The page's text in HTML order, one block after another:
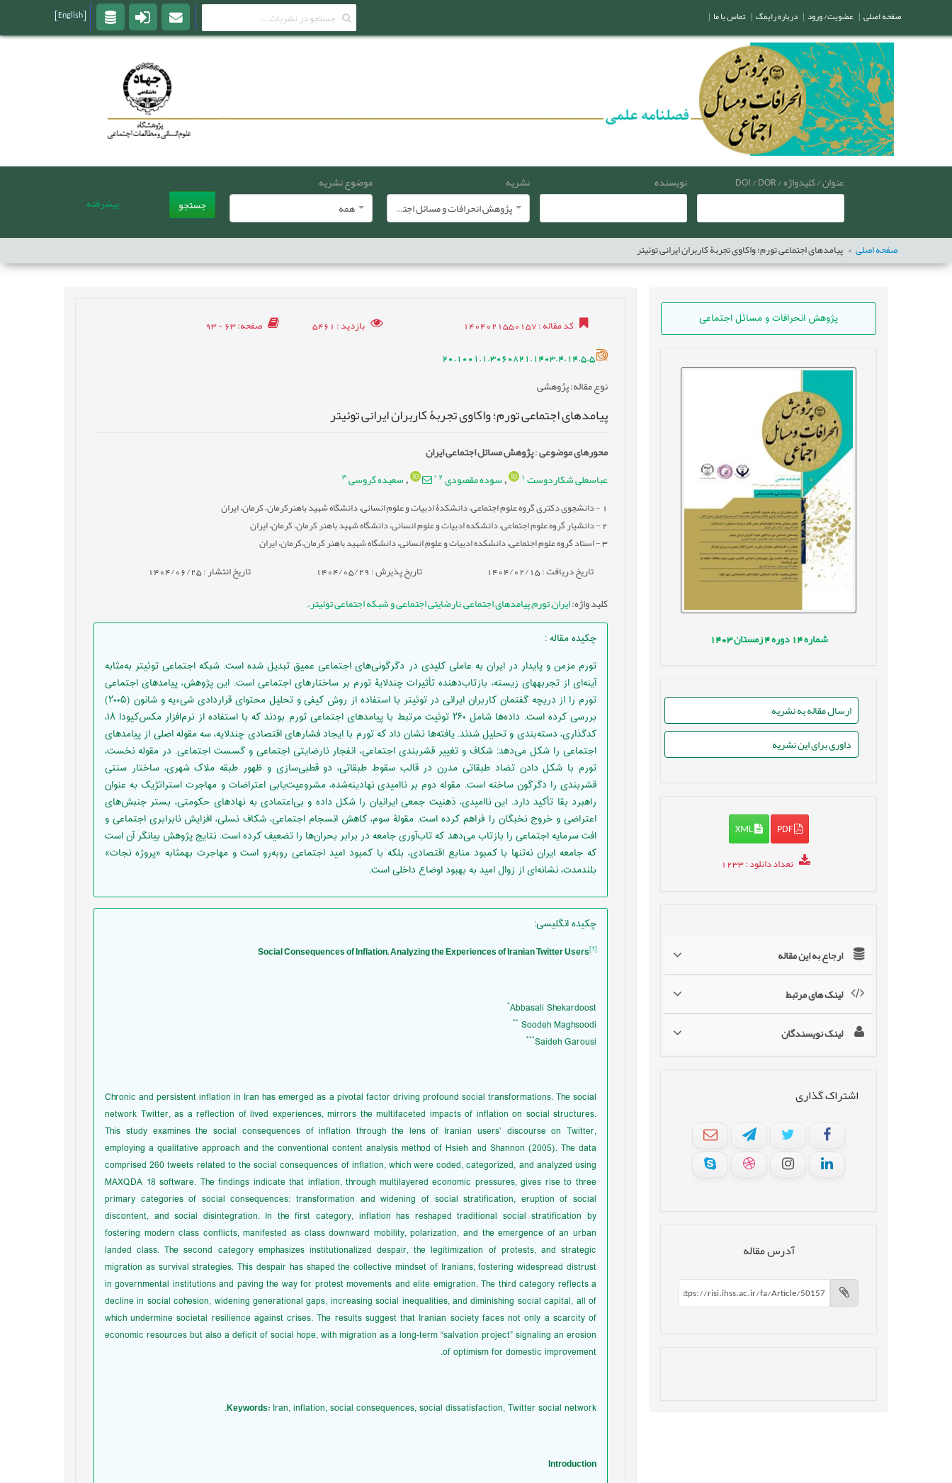
عنوان / کلیدواژه / DOI / DOR نویسنده
نشریه
پژوهش انحرافات و مسائل اجتماعی
موضوع نشریه
همه
جستجو پیشرفته
صفحه اصلی پیامدهای اجتماعی تورم؛ واکاوی تجربۀ کاربران ایرانی توئیتر
پژوهش انحرافات و مسائل اجتماعی
شماره14 دوره4 زمستان1403
ارسال مقاله به نشریه
داوری برای این نشریه
PDF
XML
تعداد دانلود: 1233
ارجاع به این مقاله
لینک های مرتبط
لینک نویسندگان
اشتراک گذاری
آدرس مقاله
کد مقاله: 1404021550157 بازدید: 5461 صفحه: 63 - 93
20.1001.1.3060821.1403.4.14.5.5
نوع مقاله: پژوهشی
پیامدهای اجتماعی تورم؛ واکاوی تجربۀ کاربران ایرانی توئیتر
محورهای موضوعی:پژوهش مسائل اجتماعی ایران
عباسعلی شکاردوست 1
,سوده مقصودی2
*
,سعیده گروسی3
1 - دانشجوی دکتری گروه علوم اجتماعی، دانشکدۀ ادبیات و علوم انسانی، دانشگاه شهید باهنرکرمان، کرمان، ایران
2- دانشیار گروه علوم اجتماعی، دانشکده ادبیات و علوم انسانی، دانشگاه شهید باهنر کرمان، کرمان، ایران
3- استاد گروه علوم اجتماعی، دانشکده ادبیات و علوم انسانی، دانشگاه شهید باهنر کرمان،کرمان، ایران
تاریخ دریافت : 1404/02/15 تاریخ پذیرش : 1404/05/29 تاریخ انتشار : 1404/06/25
کلید واژه:ایران,تورم,پیامدهای اجتماعی,نارضایتی اجتماعی و شبکه اجتماعی توئیتر.,
چکیده مقاله:
تورم مزمن و پایدار در ایران به عاملی کلیدی در دگرگونی‌های اجتماعی عمیق تبدیل شده‌ است. شبکه اجتماعی توئیتر به‌مثابه
آینه‌ای از تجربه­های زیسته، بازتاب‌دهنده تأثیرات چندلایۀ تورم بر ساختارهای اجتماعی است. این پژوهش، پیامدهای اجتماعی
تورم را از دریچه گفتمان کاربران ایرانی در توئیتر با استفاده از روش کیفی و تحلیل محتوای قراردادی شیء­یه و شانون (۲۰۰۵)
بررسی کرده است. داده‌ها شامل ۲۶۰ توئیت مرتبط با پیامدهای اجتماعی تورم بودند که با استفاده از نرم‌افزار مکس‌کیودا ۱۸،
کدگذاری، دسته‌بندی و تحلیل شدند. یافته‌ها نشان داد که تورم با ایجاد فشارهای اقتصادی چندلایه، سه مقوله اصلی از پیامدهای
اجتماعی را شکل می‌دهد: شکاف و تغییر قشربندی اجتماعی، انفجار نارضایتی اجتماعی و گسست اجتماعی. در مقوله نخست،
تورم با شکل دادن تضاد طبقاتی مدرن در قالب سقوط طبقاتی، دو قطبی‌سازی و ظهور طبقه ملاک شهری، ساختار سنتی
قشربندی را دگرگون ساخته‌ است. مقوله دوم بر ناامیدی نهادینه‌شده، مشروعیت‌یابی اعتراضات و مهاجرت استراتژیک به ‌عنوان
راهبرد بقا تأکید دارد. این ناامیدی، ذهنیت جمعی ایرانیان را شکل داده و بی‌اعتمادی به نهادهای حکومتی، بستر جنبش‌های
اعتراضی و خروج نخبگان را فراهم کرده است. مقولۀ سوم، کاهش انسجام اجتماعی، شکاف نسلی، افزایش نابرابری اجتماعی و
افت سرمایه اجتماعی را بازتاب می‌دهد که تاب‌آوری جامعه در برابر بحران‌ها را تضعیف کرده است. نتایج پژوهش بیانگر آن است
که جامعه ایران نه‌تنها با کمبود منابع اقتصادی، بلکه با کمبود امید اجتماعی روبه‌رو است و مهاجرت به­مثابه «پروژه نجات»
بلندمدت، نشانه‌ای از زوال امید به بهبود اوضاع داخلی است.
چکیده انگلیسی:
Social Consequences of Inflation; Analyzing the Experiences of Iranian Twitter Users[1]
Abbasali Shekardoost
*
Soodeh Maghsoodi
**
Saideh Garousi
***
Chronic and persistent inflation in Iran has emerged as a pivotal factor driving profound social transformations. The social
network Twitter, as a reflection of lived experiences, mirrors the multifaceted impacts of inflation on social structures.
This study examines the social consequences of inflation through the lens of Iranian users’ discourse on Twitter,
employing a qualitative approach and the conventional content analysis method of Hsieh and Shannon (2005). The data
comprised 260 tweets related to the social consequences of inflation, which were coded, categorized, and analyzed using
MAXQDA 18 software. The findings indicate that inflation, through multilayered economic pressures, gives rise to three
primary categories of social consequences: transformation and widening of social stratification, eruption of social
discontent, and social disintegration. In the first category, inflation has reshaped traditional social stratification by
fostering modern class conflicts, manifested as class downward mobility, polarization, and the emergence of an urban
landed class. The second category emphasizes institutionalized despair, the legitimization of protests, and strategic
migration as survival strategies. This despair has shaped the collective mindset of Iranians, fostering widespread distrust
in governmental institutions and paving the way for protest movements and elite emigration. The third category reflects a
decline in social cohesion, widening generational gaps, increasing social inequalities, and diminishing social capital, all of
which undermine societal resilience against crises. The results suggest that Iranian society faces not only a scarcity of
economic resources but also a deficit of social hope, with migration as a long-term “salvation project” signaling an erosion
of optimism for domestic improvement.
Keywords: Iran, inflation, social consequences, social dissatisfaction, Twitter social network.
Introduction
صفحه اصلی | عضویت/ ورود | درباره رایمگ | تماس با ما |
[English]